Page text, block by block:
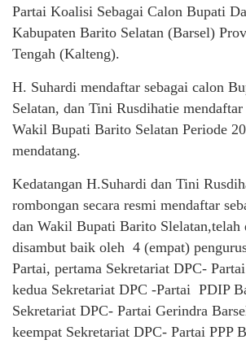
Partai Koalisi Sebagai Calon Bupati
Kabupaten Barito Selatan (Barsel)
Tengah (Kalteng).
H. Suhardi mendaftar sebagai calon
Selatan, dan Tini Rusdihatie
Wakil Bupati Barito Selatan Periode
mendatang.
Kedatangan H.Suhardi dan Tini
rombongan secara resmi mendaftar
dan Wakil Bupati Barito Slelatan,telah
disambut baik oleh 4 (empat)
Partai, pertama Sekretariat DPC-
kedua Sekretariat DPC -Partai PDIP
Sekretariat DPC- Partai Gerindra
keempat Sekretariat DPC- Partai PPP